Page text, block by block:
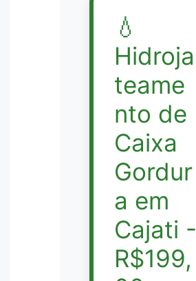
💧
Hidroja
teame
nto de
Caixa
Gordur
a em
Cajati -
R$199,